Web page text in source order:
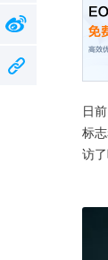
日
标
访